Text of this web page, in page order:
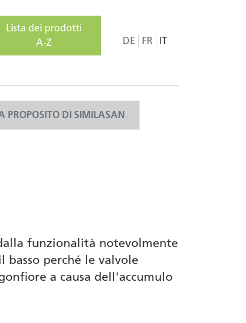
Lista dei prodotti
A-Z
DE FR IT
PROPOSITO DI SIMILASAN
funzionalità notevolmente
perché le valvole
a causa dell'accumulo